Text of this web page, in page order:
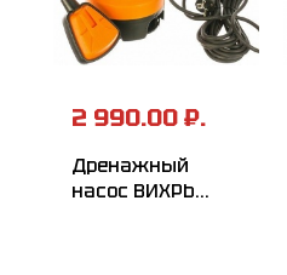
2 990.00 ₽.
Дренажный
насос ВИХРЬ